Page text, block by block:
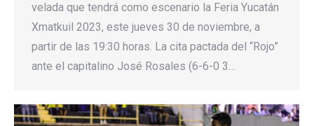
velada que tendrá como escenario la Feria Yucatán
Xmatkuil 2023, este jueves 30 de noviembre, a
partir de las 19:30 horas. La cita pactada del “Rojo”
ante el capitalino José Rosales (6-6-0 3…